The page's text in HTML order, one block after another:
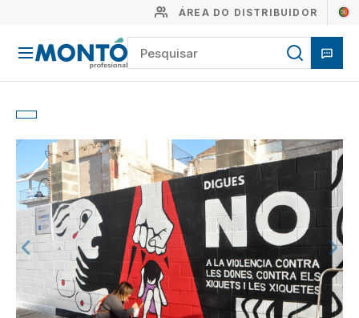
ÁREA DO DISTRIBUIDOR